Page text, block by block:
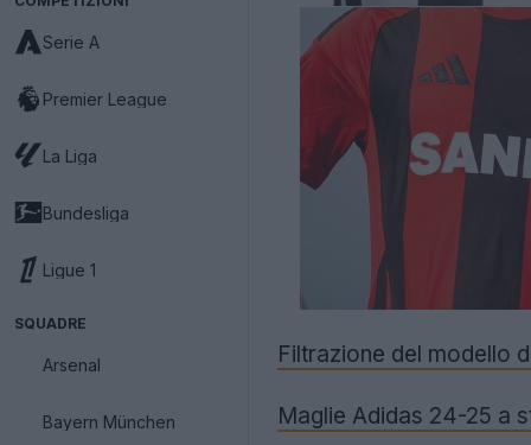
Serie A
Premier League
La Liga
Bundesliga
Ligue 1
SQUADRE
Arsenal
Bayern München
Filtrazione del modello
Maglie Adidas 24-25 a